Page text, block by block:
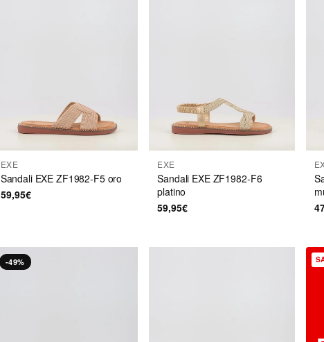
EXE
Sandali EXE ZF1982-F5 oro
59,95€
EXE
Sandali EXE ZF1982-F6
platino
59,95€
-49%